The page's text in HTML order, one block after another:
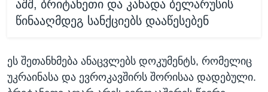
აშშ, ბრიტანეთი და კანადა ბელარუსის
წინააღმდეგ სანქციებს დააწესებენ
ეს შეთანხმება ანაცვლებს დოკუმენტს, რომელიც
უკრაინასა და ევროკავშირს შორისაა დადებული.